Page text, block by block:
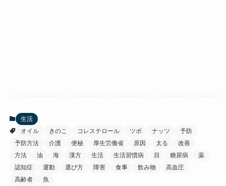
生活
オイル
きのこ コレステロール ツボ ナッツ
予防
予防方法
介護 便秘 厚生労働省 原因 太る
改善
方法
油 海 漢方 生活 生活習慣病 目 糖尿病
薬
認知症
運動 選び方 障害 食事 飲み物
高血圧
高齢者
魚